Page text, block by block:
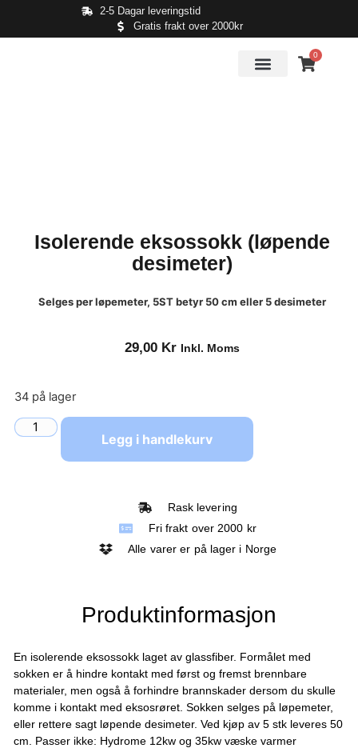
2-5 Dagar leveringstid
Gratis frakt over 2000kr
0
Isolerende eksossokk (løpende
desimeter)
Selges per løpemeter, 5ST betyr 50 cm eller 5 desimeter
29,00 Kr Inkl. Moms
34 på lager
Legg i handlekurv
Rask levering
Fri frakt over 2000 kr
Alle varer er på lager i Norge
Produktinformasjon
En isolerende eksossokk laget av glassfiber. Formålet med
sokken er å hindre kontakt med først og fremst brennbare
materialer, men også å forhindre brannskader dersom du skulle
komme i kontakt med eksosrøret. Sokken selges på løpemeter,
eller rettere sagt løpende desimeter. Ved kjøp av 5 stk leveres 50
cm. Passer ikke: Hydrome 12kw og 35kw væske varmer